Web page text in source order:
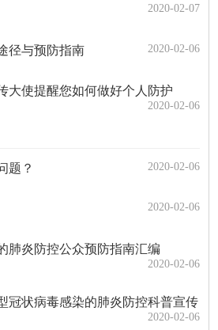
2020-02-07
径与预防指南 2020-02-06
大使提醒您如何做好个人防护
2020-02-06
题？ 2020-02-06
2020-02-06
肺炎防控公众预防指南汇编
2020-02-06
冠状病毒感染的肺炎防控科普宣传
2020-02-06